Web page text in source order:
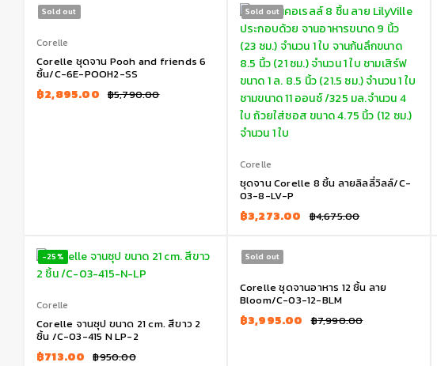
Sold out
Corelle
Corelle ชุดจาน Pooh and friends 6
ชิ้น/C-6E-POOH2-SS
฿5,790.00
฿2,895.00
Sold out
Corelle
ชุดจาน Corelle 8 ชิ้น ลายลิลลี่วิลล์/C-
03-8-LV-P
฿4,675.00
฿3,273.00
-25%
Corelle
Corelle จานซุป ขนาด 21 cm. สีขาว 2
ชิ้น /C-03-415 N LP-2
฿950.00
฿713.00
Sold out
Corelle ชุดจานอาหาร 12 ชิ้น ลาย
Bloom/C-03-12-BLM
฿7,990.00
฿3,995.00